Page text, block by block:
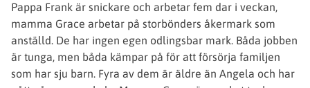
Pappa Frank är snickare och arbetar fem dar i veckan,
mamma Grace arbetar på storbönders åkermark som
anställd. De har ingen egen odlingsbar mark. Båda jobben
är tunga, men båda kämpar på för att försörja familjen
som har sju barn. Fyra av dem är äldre än Angela och har